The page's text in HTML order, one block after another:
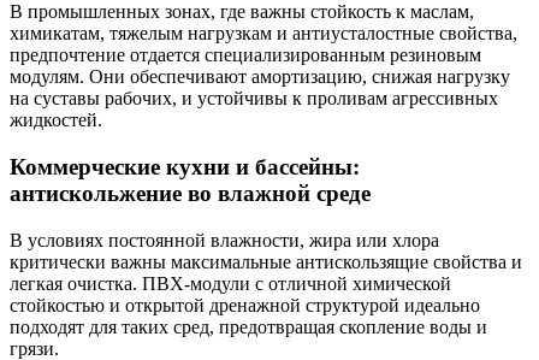
В промышленных зонах, где важны стойкость к маслам,
химикатам, тяжелым нагрузкам и антиусталостные свойства,
предпочтение отдается специализированным резиновым
модулям. Они обеспечивают амортизацию, снижая нагрузку
на суставы рабочих, и устойчивы к проливам агрессивных
жидкостей.
Коммерческие кухни и бассейны:
антискольжение во влажной среде
В условиях постоянной влажности, жира или хлора
критически важны максимальные антискользящие свойства и
легкая очистка. ПВХ-модули с отличной химической
стойкостью и открытой дренажной структурой идеально
подходят для таких сред, предотвращая скопление воды и
грязи.